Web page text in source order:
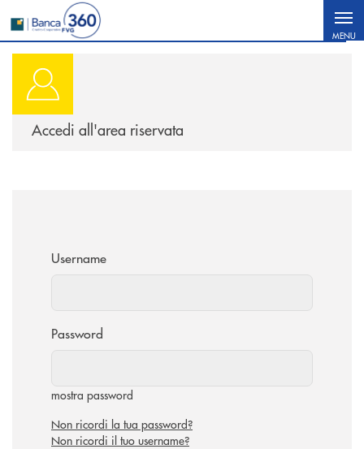
Salta al contenuto principale
MENU
Accedi all'area riservata
Username
Password
mostra password
Non ricordi la tua password?
Non ricordi il tuo username?